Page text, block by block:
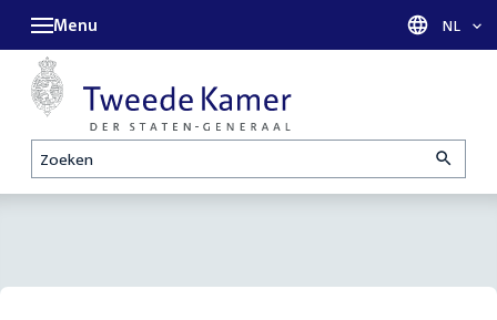
Zoeken
Menu Taal
NL